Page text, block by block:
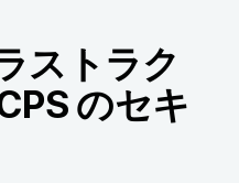
ストラク
のセキ